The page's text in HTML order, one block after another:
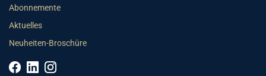
Abonnemente
Aktuelles
Neuheiten-Broschüre